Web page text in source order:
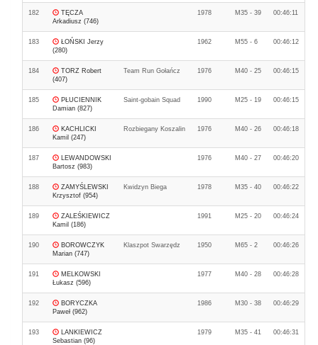
182
TĘCZA
Arkadiusz (746)
1978 M35 - 39 00:46:11
183
ŁOŃSKI Jerzy
(280)
1962 M55 - 6 00:46:12
184
TORZ Robert
(407)
Team Run Gołańcz 1976 M40 - 25 00:46:15
185
PŁUCIENNIK
Damian (827)
Saint-gobain Squad 1990 M25 - 19 00:46:15
186
KACHLICKI
Kamil (247)
Rozbiegany Koszalin 1976 M40 - 26 00:46:18
187
LEWANDOWSKI
Bartosz (983)
1976 M40 - 27 00:46:20
188
ZAMYŚLEWSKI
Krzysztof (954)
Kwidzyn Biega 1978 M35 - 40 00:46:22
189
ZALEŚKIEWICZ
Kamil (186)
1991 M25 - 20 00:46:24
190
BOROWCZYK
Marian (747)
Klaszpot Swarzędz 1950 M65 - 2 00:46:26
191
MELKOWSKI
Łukasz (596)
1977 M40 - 28 00:46:28
192
BORYCZKA
Paweł (962)
1986 M30 - 38 00:46:29
193
LANKIEWICZ
Sebastian (96)
1979 M35 - 41 00:46:31